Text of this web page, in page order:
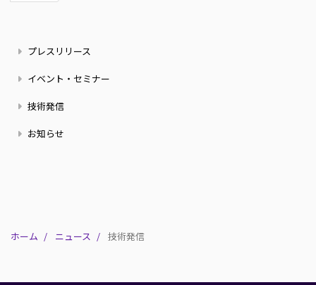
ー
ジ
終
ー
ニ
ー
ス
プレスリリース
イベント・セミナー
技術発信
お知らせ
ホーム ニュース 技術発信